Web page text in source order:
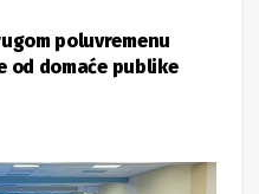
poluvremenu
od domaće publike